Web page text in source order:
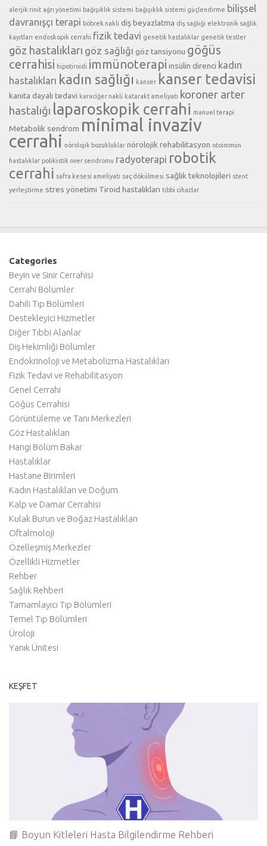
alerjik rinit ağrı yönetimi bağışıklık sistemi bağışıklık sistemi güçlendirme bilişsel
davranışçı terapi böbrek nakli diş beyazlatma diş sağlığı elektronik sağlık
kayıtları endoskopik cerrahi fizik tedavi genetik hastalıklar genetik testler
göz hastalıkları göz sağlığı göz tansiyonu göğüs
cerrahisi hipotiroidi immünoterapi insülin direnci kadın
hastalıkları kadın sağlığı kanser kanser tedavisi
kanıta dayalı tedavi karaciğer nakli katarakt ameliyatı koroner arter
hastalığı laparoskopik cerrahi manuel terapi
Metabolik sendrom minimal invaziv
cerrahi nörolojik bozukluklar nörolojik rehabilitasyon otoimmün
hastalıklar polikistik over sendromu radyoterapi robotik
cerrahi safra kesesi ameliyatı saç dökülmesi sağlık teknolojileri stent
yerleştirme stres yönetimi Tiroid hastalıkları tıbbi cihazlar
Categories
Beyin ve Sinir Cerrahisi
Cerrahi Bölümler
Dahili Tıp Bölümleri
Destekleyici Hizmetler
Diğer Tıbbi Alanlar
Diş Hekimliği Bölümler
Endokrinoloji ve Metabolizma Hastalıkları
Fizik Tedavi ve Rehabilitasyon
Genel Cerrahi
Göğüs Cerrahisi
Görüntüleme ve Tanı Merkezleri
Göz Hastalıkları
Hangi Bölüm Bakar
Hastalıklar
Hastane Birimleri
Kadın Hastalıkları ve Doğum
Kalp ve Damar Cerrahisi
Kulak Burun ve Boğaz Hastalıkları
Oftalmoloji
Özelleşmiş Merkezler
Özellikli Hizmetler
Rehber
Sağlık Rehberi
Tamamlayıcı Tıp Bölümleri
Temel Tıp Bölümleri
Üroloji
Yanık Ünitesi
KEŞFET
📘 Boyun Kitleleri Hasta Bilgilendirme Rehberi